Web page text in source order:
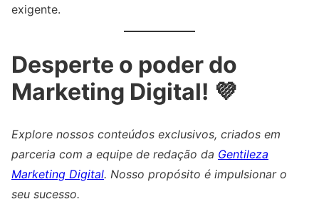
exigente.
Desperte o poder do
Marketing Digital! 💜
Explore nossos conteúdos exclusivos, criados em
parceria com a equipe de redação da Gentileza
Marketing Digital. Nosso propósito é impulsionar o
seu sucesso.